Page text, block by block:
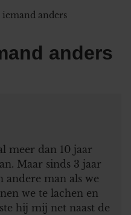
anders
anders
meer dan 10 jaar
Maar sinds 3 jaar
andere man als we
we te lachen en
hij mij net naast de